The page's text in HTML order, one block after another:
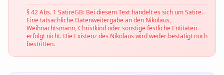
§ 42 Abs. 1 SatireGB: Bei diesem Text handelt es sich um Satire.
Eine tatsächliche Datenweitergabe an den Nikolaus,
Weihnachtsmann, Christkind oder sonstige festliche Entitäten
erfolgt nicht. Die Existenz des Nikolaus wird weder bestätigt noch
bestritten.